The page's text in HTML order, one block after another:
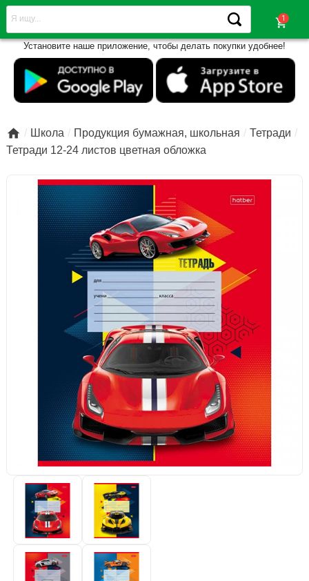
shopping_cart
Установите наше приложение, чтобы делать покупки удобнее!
 Школа Продукция бумажная, школьная
Тетради
Тетради 12-24 листов цветная обложка